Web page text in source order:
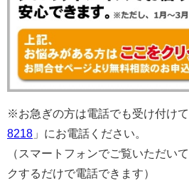
※お急ぎの方は電話でも受け付けて
8218 」にお電話ください。
（スマートフォンでご覧いただい
クするだけで電話できます）